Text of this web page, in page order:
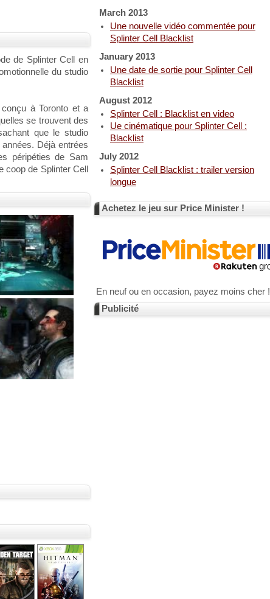
de Splinter Cell en
du studio
à Toronto et a
se trouvent des
que le studio
Déjà entrées
péripéties de Sam
de Splinter Cell
March 2013
Une nouvelle vidéo commentée pour
Splinter Cell Blacklist
January 2013
Une date de sortie pour Splinter Cell
Blacklist
August 2012
Splinter Cell : Blacklist en video
Ue cinématique pour Splinter Cell :
Blacklist
July 2012
Splinter Cell Blacklist : trailer version
longue
Achetez le jeu sur Price Minister !
En neuf ou en occasion, payez moins cher !
Publicité